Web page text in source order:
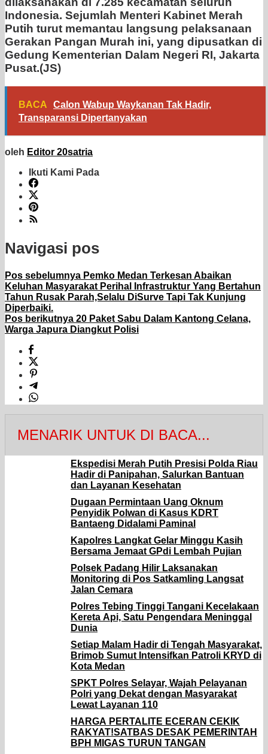
Indonesia. Sejumlah Menteri Kabinet Merah
Putih turut memantau langsung pelaksanaan
Gerakan Pangan Murah ini, yang dipusatkan di
Gedung Kementerian Dalam Negeri RI, Jakarta
Pusat.(JS)
BACA
Calon Wabup Waykanan Tak Hadir,
Transparansi Dipertanyakan
oleh Editor 20satria
Ikuti Kami Pada
Navigasi pos
Pos sebelumnya Pemko Medan Terkesan Abaikan
Keluhan Masyarakat Perihal Infrastruktur Yang Bertahun
Tahun Rusak Parah,Selalu DiSurve Tapi Tak Kunjung
Diperbaiki.
Pos berikutnya 20 Paket Sabu Dalam Kantong Celana,
Warga Japura Diangkut Polisi
MENARIK UNTUK DI BACA...
Ekspedisi Merah Putih Presisi Polda Riau
Hadir di Panipahan, Salurkan Bantuan
dan Layanan Kesehatan
Dugaan Permintaan Uang Oknum
Penyidik Polwan di Kasus KDRT
Bantaeng Didalami Paminal
Kapolres Langkat Gelar Minggu Kasih
Bersama Jemaat GPdi Lembah Pujian
Polsek Padang Hilir Laksanakan
Monitoring di Pos Satkamling Langsat
Jalan Cemara
Polres Tebing Tinggi Tangani Kecelakaan
Kereta Api, Satu Pengendara Meninggal
Dunia
Setiap Malam Hadir di Tengah Masyarakat,
Brimob Sumut Intensifkan Patroli KRYD di
Kota Medan
SPKT Polres Selayar, Wajah Pelayanan
Polri yang Dekat dengan Masyarakat
Lewat Layanan 110
HARGA PERTALITE ECERAN CEKIK
RAKYAT!SATBAS DESAK PEMERINTAH
BPH MIGAS TURUN TANGAN